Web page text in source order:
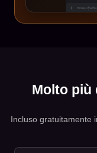
Molto più
Incluso gratuitamente